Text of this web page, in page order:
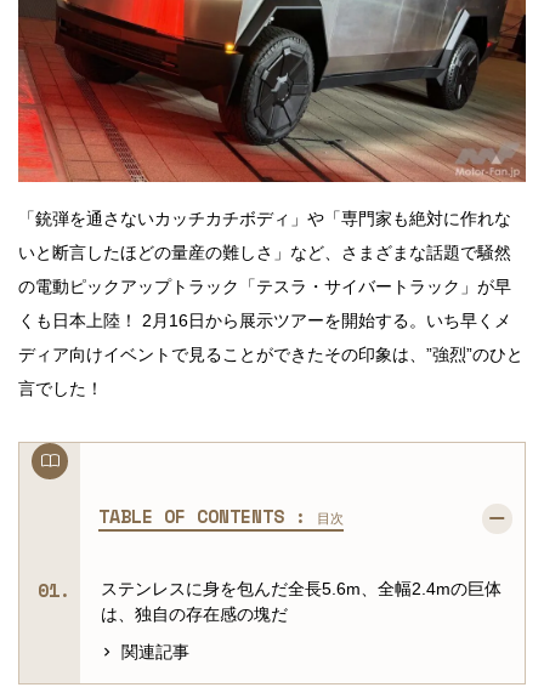
「銃弾を通さないカッチカチボディ」や「専門家も絶対に作れな
いと断言したほどの量産の難しさ」など、さまざまな話題で騒然
の電動ピックアップトラック「テスラ・サイバートラック」が早
くも日本上陸！ 2月16日から展示ツアーを開始する。いち早くメ
ディア向けイベントで見ることができたその印象は、”強烈”のひと
言でした！
TABLE OF CONTENTS : 目次
ステンレスに身を包んだ全長5.6m、全幅2.4mの巨体
は、独自の存在感の塊だ
関連記事